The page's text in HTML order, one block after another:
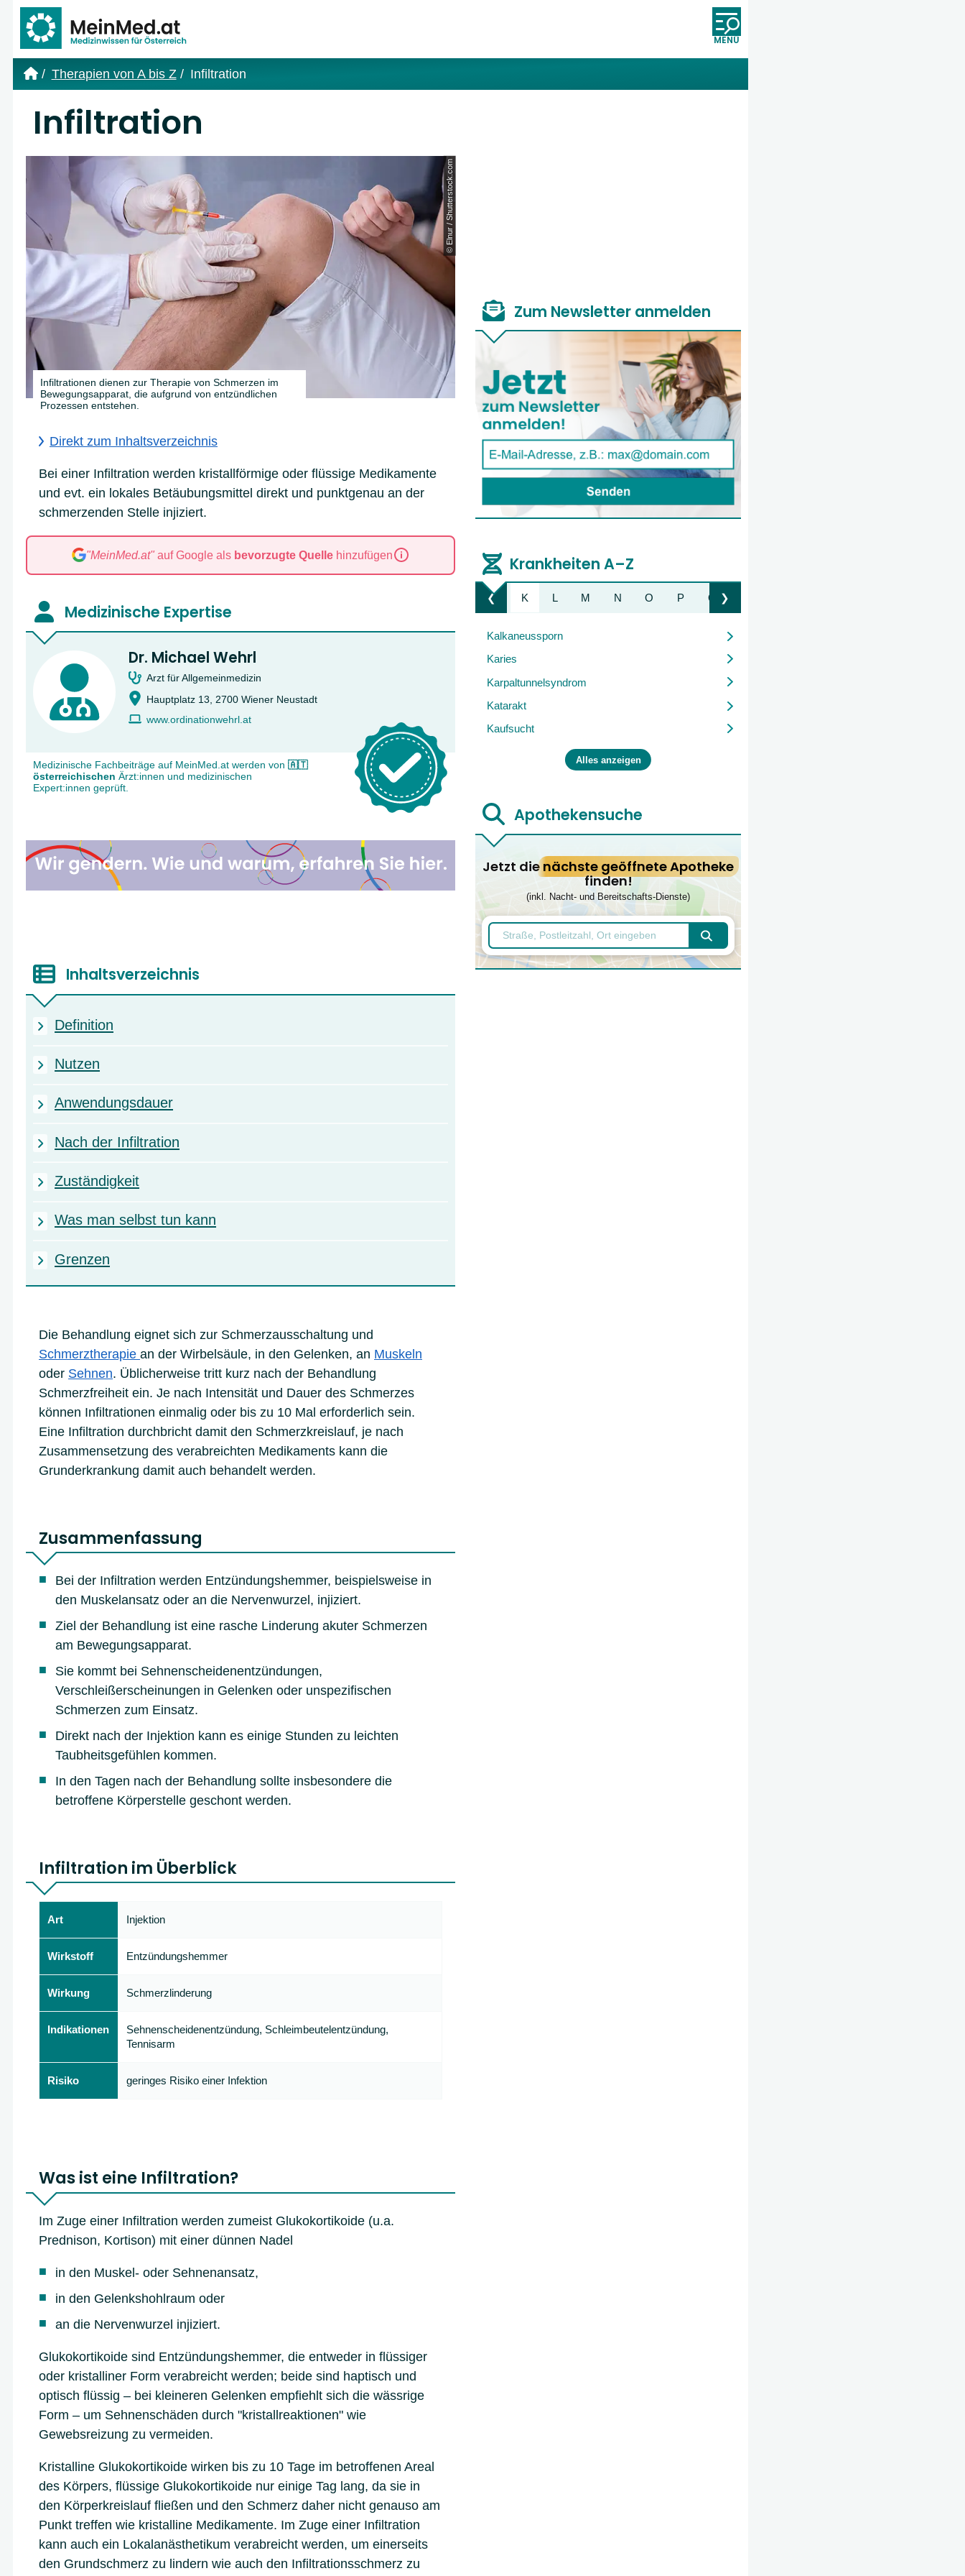
Öffnet und schließt die
Therapien von A bis Z Infiltration
Infiltration
Infiltrationen dienen zur Therapie von Schmerzen im
Bewegungsapparat, die aufgrund von entzündlichen
Prozessen entstehen.
© Elnur / Shutterstock.com
Direkt zum Inhaltsverzeichnis
Bei einer Infiltration werden kristallförmige oder flüssige Medikamente
und evt. ein lokales Betäubungsmittel direkt und punktgenau an der
schmerzenden Stelle injiziert.
"MeinMed.at"auf Google als bevorzugte Quellehinzufügen
Medizinische Expertise
Dr. Michael Wehrl
Arzt für Allgemeinmedizin
Hauptplatz 13, 2700 Wiener Neustadt
www.ordinationwehrl.at
Medizinische Fachbeiträge auf MeinMed.at werden von 🇦🇹
österreichischen Ärzt:innen und medizinischen
Expert:innen geprüft.
Inhaltsverzeichnis
Definition
Nutzen
Anwendungsdauer
Nach der Infiltration
Zuständigkeit
Was man selbst tun kann
Grenzen
Die Behandlung eignet sich zur Schmerzausschaltung und
Schmerztherapie an der Wirbelsäule, in den Gelenken, an Muskeln
oder Sehnen. Üblicherweise tritt kurz nach der Behandlung
Schmerzfreiheit ein. Je nach Intensität und Dauer des Schmerzes
können Infiltrationen einmalig oder bis zu 10 Mal erforderlich sein.
Eine Infiltration durchbricht damit den Schmerzkreislauf, je nach
Zusammensetzung des verabreichten Medikaments kann die
Grunderkrankung damit auch behandelt werden.
Zusammenfassung
Bei der Infiltration werden Entzündungshemmer, beispielsweise in
den Muskelansatz oder an die Nervenwurzel, injiziert.
Ziel der Behandlung ist eine rasche Linderung akuter Schmerzen
am Bewegungsapparat.
Sie kommt bei Sehnenscheidenentzündungen,
Verschleißerscheinungen in Gelenken oder unspezifischen
Schmerzen zum Einsatz.
Direkt nach der Injektion kann es einige Stunden zu leichten
Taubheitsgefühlen kommen.
In den Tagen nach der Behandlung sollte insbesondere die
betroffene Körperstelle geschont werden.
Infiltration im Überblick
Art Injektion
Wirkstoff Entzündungshemmer
Wirkung Schmerzlinderung
Indikationen
Sehnenscheidenentzündung, Schleimbeutelentzündung,
Tennisarm
Risiko geringes Risiko einer Infektion
Was ist eine Infiltration?
Im Zuge einer Infiltration werden zumeist Glukokortikoide (u.a.
Prednison, Kortison) mit einer dünnen Nadel
in den Muskel- oder Sehnenansatz,
in den Gelenkshohlraum oder
an die Nervenwurzel injiziert.
Glukokortikoide sind Entzündungshemmer, die entweder in flüssiger
oder kristalliner Form verabreicht werden; beide sind haptisch und
optisch flüssig – bei kleineren Gelenken empfiehlt sich die wässrige
Form – um Sehnenschäden durch "kristallreaktionen" wie
Gewebsreizung zu vermeiden.
Kristalline Glukokortikoide wirken bis zu 10 Tage im betroffenen Areal
des Körpers, flüssige Glukokortikoide nur einige Tag lang, da sie in
den Körperkreislauf fließen und den Schmerz daher nicht genauso am
Punkt treffen wie kristalline Medikamente. Im Zuge einer Infiltration
kann auch ein Lokalanästhetikum verabreicht werden, um einerseits
den Grundschmerz zu lindern wie auch den Infiltrationsschmerz zu
Zum Newsletter anmelden
Krankheiten A–Z
❮Liste nach links bewegen
J K L M N O P Q ❯Liste nach rechts bewegen
Kalkaneussporn
Karies
Karpaltunnelsyndrom
Katarakt
Kaufsucht
Alles anzeigen
Apothekensuche
Jetzt die nächste geöffnete Apotheke
finden!
(inkl. Nacht- und Bereitschafts-Dienste)
Apotheken finden